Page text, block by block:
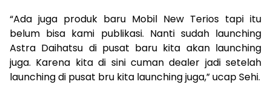
“Ada juga produk baru Mobil New Terios tapi itu
belum bisa kami publikasi. Nanti sudah launching
Astra Daihatsu di pusat baru kita akan launching
juga. Karena kita di sini cuman dealer jadi setelah
launching di pusat bru kita launching juga,” ucap Sehi.